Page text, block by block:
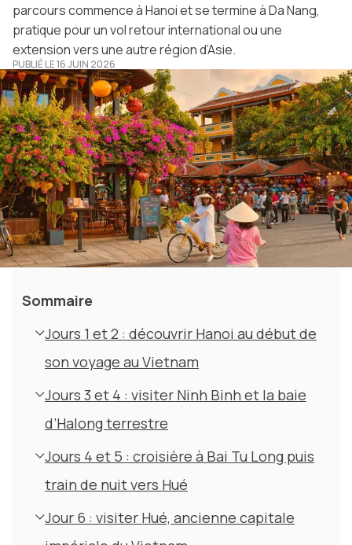
parcours commence à Hanoi et se termine à Da Nang,
pratique pour un vol retour international ou une
extension vers une autre région d’Asie.
PUBLIÉ LE 16 JUIN 2026
Sommaire
Jours 1 et 2 : découvrir Hanoi au début de
son voyage au Vietnam
Jours 3 et 4 : visiter Ninh Binh et la baie
d’Halong terrestre
Jours 4 et 5 : croisière à Bai Tu Long puis
train de nuit vers Hué
Jour 6 : visiter Hué, ancienne capitale